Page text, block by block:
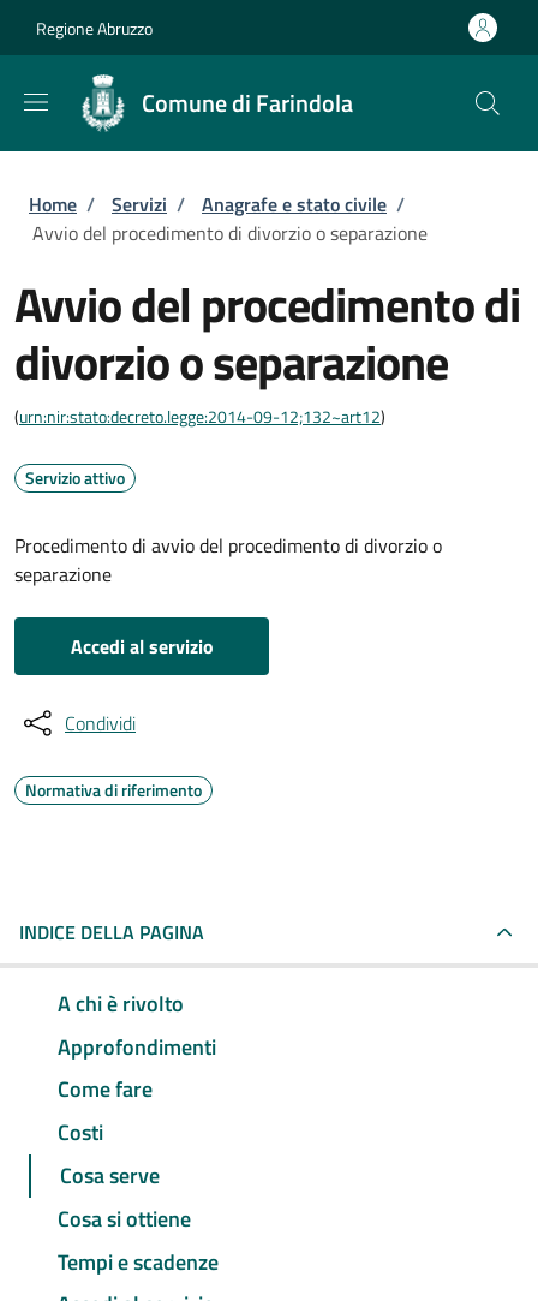
Regione Abruzzo
Comune di Farindola
Briciole di pane
Home / Servizi / Anagrafe e stato civile /
Avvio del procedimento di divorzio o separazione
Avvio del procedimento di
divorzio o separazione
(urn:nir:stato:decreto.legge:2014-09-12;132~art12)
Servizio attivo
Procedimento di avvio del procedimento di divorzio o
separazione
Accedi al servizio
Condividi
Normativa di riferimento
INDICE DELLA PAGINA
A chi è rivolto
Approfondimenti
Come fare
Costi
Cosa serve
Cosa si ottiene
Tempi e scadenze